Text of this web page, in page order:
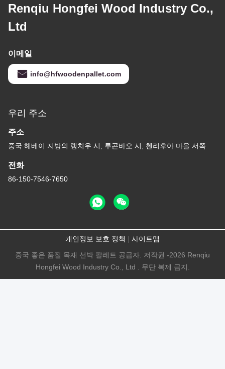
Renqiu Hongfei Wood Industry Co.,
Ltd
이메일
info@hfwoodenpallet.com
우리 주소
주소
중국 헤베이 지방의 랭치우 시, 루곤바오 시, 첸리후아 마을 서쪽
전화
86-150-7546-7650
개인정보 보호 정책 | 사이트맵
중국 좋은 품질 목재 선박 팔레트 공급자. 저작권 -2026 Renqiu
Hongfei Wood Industry Co., Ltd . 무단 복제 금지.